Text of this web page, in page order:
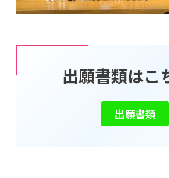
出願書類はこ
出願書類